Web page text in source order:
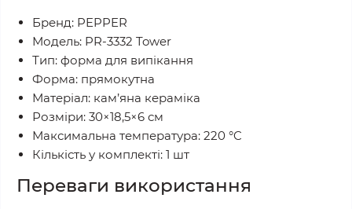
Бренд: PEPPER
Модель: PR-3332 Tower
Тип: форма для випікання
Форма: прямокутна
Матеріал: кам’яна кераміка
Розміри: 30×18,5×6 см
Максимальна температура: 220 °C
Кількість у комплекті: 1 шт
Переваги використання